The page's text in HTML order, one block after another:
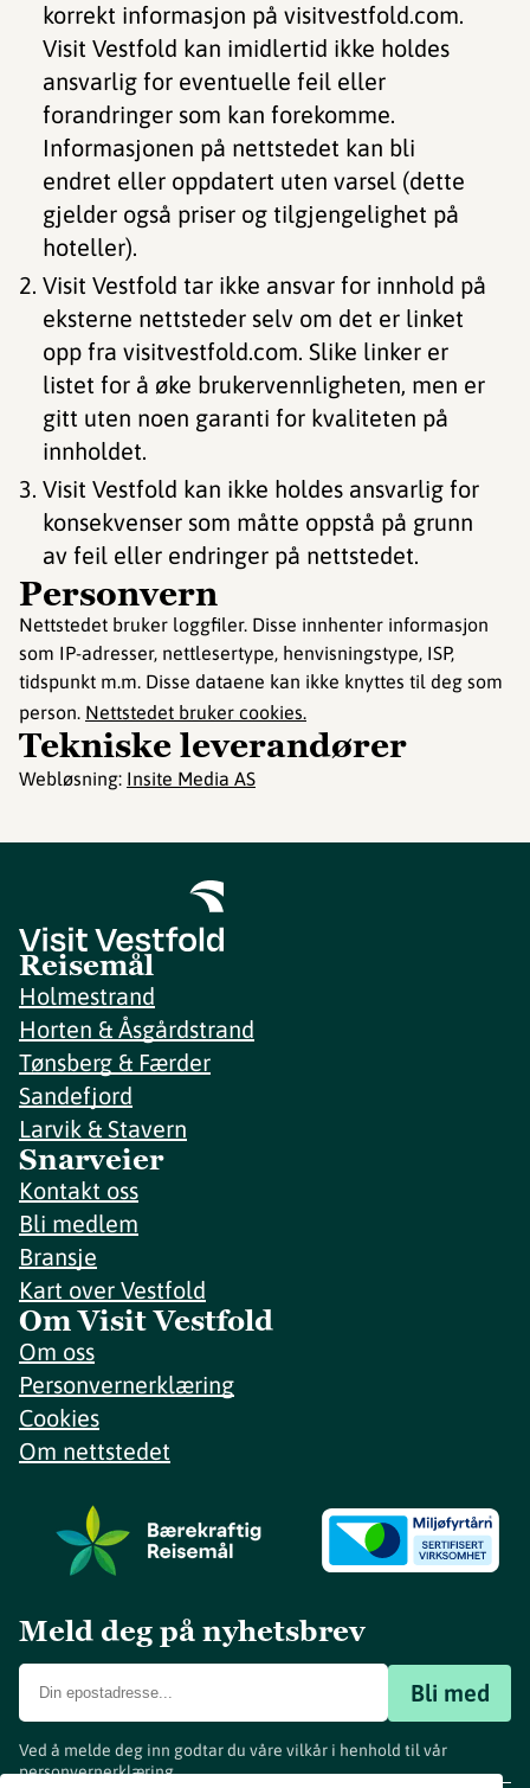
korrekt informasjon på visitvestfold.com.
Visit Vestfold kan imidlertid ikke holdes
ansvarlig for eventuelle feil eller
forandringer som kan forekomme.
Informasjonen på nettstedet kan bli
endret eller oppdatert uten varsel (dette
gjelder også priser og tilgjengelighet på
hoteller).
Visit Vestfold tar ikke ansvar for innhold på
eksterne nettsteder selv om det er linket
opp fra visitvestfold.com. Slike linker er
listet for å øke brukervennligheten, men er
gitt uten noen garanti for kvaliteten på
innholdet.
Visit Vestfold kan ikke holdes ansvarlig for
konsekvenser som måtte oppstå på grunn
av feil eller endringer på nettstedet.
Personvern
Nettstedet bruker loggfiler. Disse innhenter informasjon
som IP-adresser, nettlesertype, henvisningstype, ISP,
tidspunkt m.m. Disse dataene kan ikke knyttes til deg som
person. Nettstedet bruker cookies.
Tekniske leverandører
Webløsning: Insite Media AS
Reisemål
Holmestrand
Horten & Åsgårdstrand
Tønsberg & Færder
Sandefjord
Larvik & Stavern
Snarveier
Kontakt oss
Bli medlem
Bransje
Kart over Vestfold
Om Visit Vestfold
Om oss
Personvernerklæring
Cookies
Om nettstedet
Meld deg på nyhetsbrev
Bli med
Ved å melde deg inn godtar du våre vilkår i henhold til vår
personvernerklæring.